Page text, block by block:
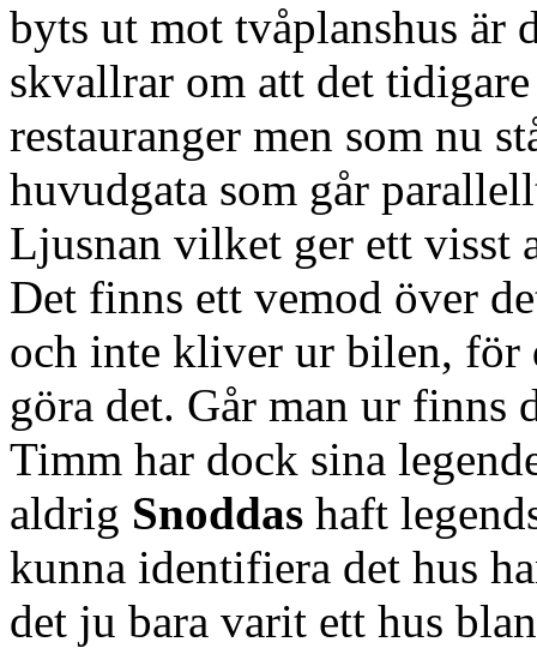
byts ut mot tvåplanshus är
skvallrar om att det
restauranger men som nu
huvudgata som går
Ljusnan vilket ger ett visst
Det finns ett vemod över
och inte kliver ur bilen, för
göra det. Går man ur finns
Timm har dock sina
aldrig Snoddas haft
kunna identifiera det hus
det ju bara varit ett hus